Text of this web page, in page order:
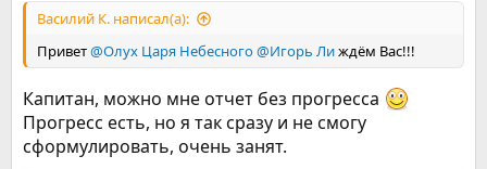
Василий К. написал(а):
Привет@Олух Царя Небесного@Игорь Лиждём Вас!!!
Капитан, можно мне отчет без прогресса
Прогресс есть, но я так сразу и не смогу
сформулировать, очень занят.